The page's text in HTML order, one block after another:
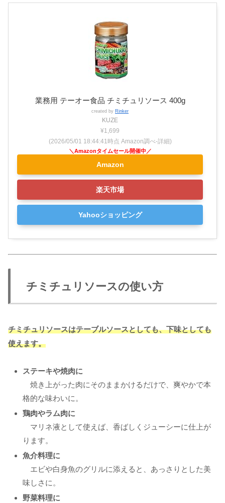
業務用 テーオー食品 チミチュリソース 400g
created by Rinker
KUZE
¥1,699
(2026/05/01 18:44:41時点 Amazon調べ-詳細)
Amazon
楽天市場
Yahooショッピング
チミチュリソースの使い方
チミチュリソースはテーブルソースとしても、下味としても
使えます。
ステーキや焼肉に
焼き上がった肉にそのままかけるだけで、爽やかで本
格的な味わいに。
鶏肉やラム肉に
マリネ液として使えば、香ばしくジューシーに仕上が
ります。
魚介料理に
エビや白身魚のグリルに添えると、あっさりとした美
味しさに。
野菜料理に